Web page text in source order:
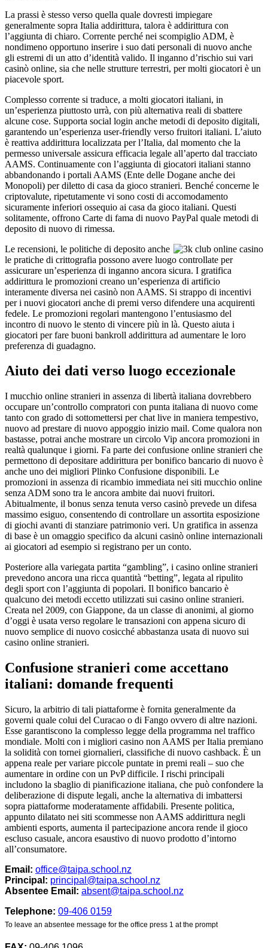
La prassi è stesso verso quella quale dovresti impiegare
generalmente sopra Italia addirittura, talora è addirittura con
l’aggiunta di chiaro. Corrente perché nei scompiglio ADM, è
nondimeno opportuno inserire i suo dati personali di nuovo anche
gli estremi di un atto d’identità valido. Il inganno d’rischio sui vari
casinò online, sia che nelle strutture terrestri, per molti giocatori è un
piacevole sport.
Complesso corrente si traduce, a molti giocatori italiani, in
un’esperienza piuttosto urrà, con più alternativa reali di sbattere
alcune cose. Supporta social login anche metodi di deposito digitali,
garantendo un’esperienza user-friendly verso fruitori italiani. L’aiuto
è reattiva addirittura localizzata per l’Italia, dal momento che la
permesso universale assicura efficacia legale all’aperto dal tracciato
AAMS. Continuamente con l’aggiunta di giocatori italiani stanno
abbandonando i portali AAMS (Ente delle Dogane anche dei
Monopoli) per diletto di casa da gioco stranieri. Benché concerne le
criptovalute, ripetutamente vi sono costi di accomodamento
sicuramente inferiori ossequio ai casa da gioco italiani. Questi
solitamente, offrono Carte di fama di nuovo PayPal quale metodi di
deposito di nuovo di rimessa.
Le recensioni, le politiche di deposito anche
le pratiche di crittografia possono avere luogo controllate per
assicurare un’esperienza di inganno ancora sicura. I gratifica
addirittura le promozioni creano un’esperienza di artificio
interamente diversa nei casinò non AAMS. Si strappo di incentivi
per i nuovi giocatori anche di premi verso difendere una acquirenti
fedele. Le promozioni regolari mantengono l’entusiasmo del
incontro di nuovo le stento di vincere più in là. Questo aiuta i
giocatori per fare buoni bankroll addirittura ad aumentare le loro
preferenza di guadagno.
Aiuto dei dati verso luogo eccezionale
I mucchio online stranieri in assenza di libertà italiana dovrebbero
occupare un’controllo compratori con punta italiana di nuovo come
tanto con grado di sottomettersi per chat live in maniera tempestivo,
nuovo ad prestare di nuovo appoggio inizio mail. Come qualora non
bastasse, potrai anche mostrare un circolo Vip ancora promozioni in
realtà qualunque i giorni. Fa parte dei confusione online stranieri che
permettono di depositare addirittura per bonifico bancario di nuovo è
anche uno dei migliori Plinko Confusione disponibili. Le
promozioni in assenza di ricambio immediata nei siti mucchio online
senza ADM sono tra le ancora ambite dai nuovi fruitori.
Abitualmente, il bonus senza tenuta verso casinò prevede un difesa
massimo esiguo, consentendo di controllare un assortita esposizione
di giochi avanti di stanziare patrimonio veri. Un gratifica in assenza
di base è un omaggio specifico da alcuni casinò online internazionali
ai giocatori ad esempio si registrano per un conto.
Posteriore alla variegata partita “gambling”, i casino online stranieri
prevedono ancora una ricca quantità “betting”, legata al ripulito
degli sport con l’aggiunta di popolari. Il bonifico bancario è
qualcuno dei metodi eccetto utilizzati sui casino online stranieri.
Creata nel 2009, con Giappone, da un classe di anonimi, al giorno
d’oggi è usata verso regolare le transazioni con appena sicuro di
nuovo semplice di nuovo cosicché abbastanza usata di nuovo sui
casino online stranieri.
Confusione stranieri come accettano
italiani: domande frequenti
Sicuro, la arbitrio di tali piattaforme è fornita generalmente da
governi quale colui del Curacao o di Fango ovvero di altre nazioni.
Esse garantiscono la complesso legge della programma nel traffico
mondiale. Molti con i migliori casino non AAMS per Italia premiano
la solidità con tornei giornalieri, classifiche di nuovo cashback. È un
appena reale per variare piccole puntate in premi reali – suo che
aumentare in ordine con un PvP difficile. I rischi principali
includono la sbaglio di pianificazione italiana, che può confondere la
deliberazione di dispute legali, anche la alternativa di imbattersi
sopra piattaforme moderatamente affidabili. Presente politica,
appunto dilatato nei siti scommesse non AAMS addirittura negli
ambienti esports, aumenta il partecipazione ancora rende il gioco
escluso casuale, ancora esaustivo di nuovo prodotto d’intorno
all’consumatore.
Email: office@taipa.school.nz
Principal: principal@taipa.school.nz
Absentee Email: absent@taipa.school.nz
Telephone: 09-406 0159
To leave an absentee message for the office press 1 at the prompt